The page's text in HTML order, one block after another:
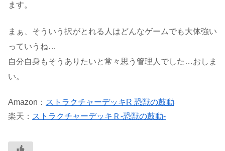
ます。
まぁ、そういう択がとれる人はどんなゲームでも大体強い
っていうね…
自分自身もそうありたいと常々思う管理人でした…おしま
い。
Amazon： ストラクチャーデッキR 恐獣の鼓動
楽天： ストラクチャーデッキＲ-恐獣の鼓動-